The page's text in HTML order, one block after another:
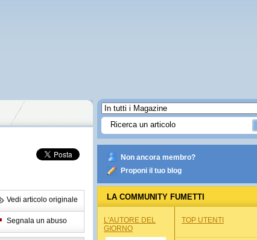
Vedi articolo originale
Segnala un abuso
Non ancora membro?
Proponi il tuo blog
LA COMMUNITY FUMETTI
L'AUTORE DEL
GIORNO
TOP UTENTI